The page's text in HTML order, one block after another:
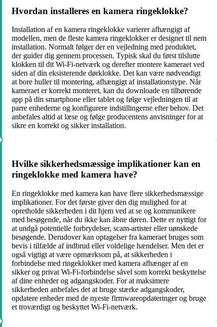
Hvordan installeres en kamera ringeklokke?
Installation af en kamera ringeklokke varierer afhængigt af
modellen, men de fleste kamera ringeklokker er designet til nem
installation. Normalt følger der en vejledning med produktet,
der guider dig gennem processen. Typisk skal du først tilslutte
klokken til dit Wi-Fi-netværk og derefter montere kameraet ved
siden af din eksisterende dørklokke. Det kan være nødvendigt
at bore huller til montering, afhængigt af installationstype. Når
kameraet er korrekt monteret, kan du downloade en tilhørende
app på din smartphone eller tablet og følge vejledningen til at
parre enhederne og konfigurere indstillingerne efter behov. Det
anbefales altid at læse og følge producentens anvisninger for at
sikre en korrekt og sikker installation.
Hvilke sikkerhedsmæssige implikationer kan en
ringeklokke med kamera have?
En ringeklokke med kamera kan have flere sikkerhedsmæssige
implikationer. For det første giver den dig mulighed for at
opretholde sikkerheden i dit hjem ved at se og kommunikere
med besøgende, når du ikke kan åbne døren. Dette er nyttigt for
at undgå potentielle forbrydelser, scam-artister eller uønskede
besøgende. Derudover kan optagelser fra kameraet bruges som
bevis i tilfælde af indbrud eller voldelige hændelser. Men det er
også vigtigt at være opmærksom på, at sikkerheden i
forbindelse med ringeklokker med kamera afhænger af en
sikker og privat Wi-Fi-forbindelse såvel som korrekt beskyttelse
af dine enheder og adgangskoder. For at maksimere
sikkerheden anbefales det at bruge stærke adgangskoder,
opdatere enheder med de nyeste firmwareopdateringer og bruge
et troværdigt og beskyttet Wi-Fi-netværk.